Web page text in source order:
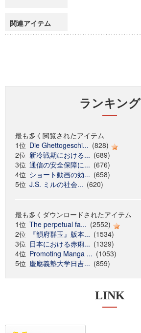
関連アイテム
ランキング
最も多く閲覧されたアイテム
1位 Die Ghettogeschi... (828)
2位 新冷戦期における... (689)
3位 通信の安全保障に... (676)
4位 ショート動画の効... (658)
5位 J.S. ミルの社会... (620)
最も多くダウンロードされたアイテム
1位 The perpetual fa... (2552)
2位
『韻府群玉』版本... (1534)
3位 日本における赤痢... (1329)
4位 Promoting Manga ... (1053)
5位 慶應義塾大学日吉... (859)
LINK